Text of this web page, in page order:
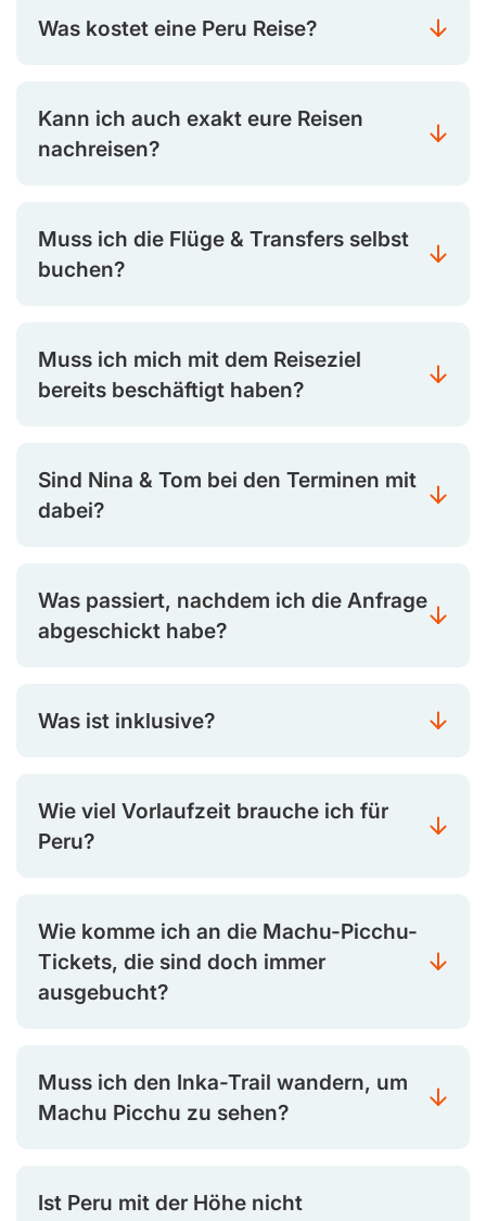
Was kostet eine Peru Reise?
Kann ich auch exakt eure Reisen
nachreisen?
Muss ich die Flüge & Transfers selbst
buchen?
Muss ich mich mit dem Reiseziel
bereits beschäftigt haben?
Sind Nina & Tom bei den Terminen mit
dabei?
Was passiert, nachdem ich die Anfrage
abgeschickt habe?
Was ist inklusive?
Wie viel Vorlaufzeit brauche ich für
Peru?
Wie komme ich an die Machu-Picchu-
Tickets, die sind doch immer
ausgebucht?
Muss ich den Inka-Trail wandern, um
Machu Picchu zu sehen?
Ist Peru mit der Höhe nicht